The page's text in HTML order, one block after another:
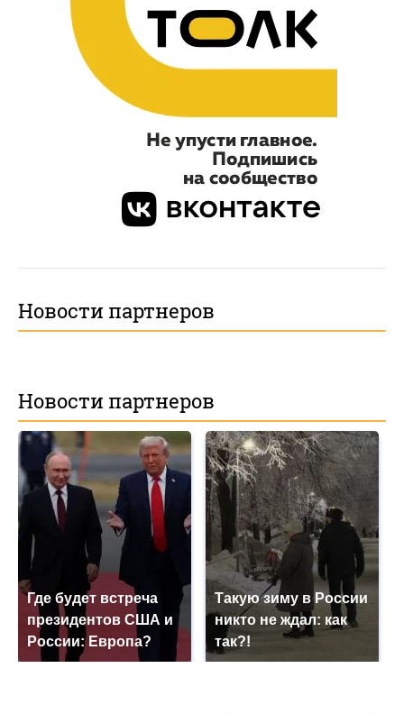
Новости партнеров
Новости партнеров
Где будет встреча
президентов США и
России: Европа?
Такую зиму в России
никто не ждал: как
так?!